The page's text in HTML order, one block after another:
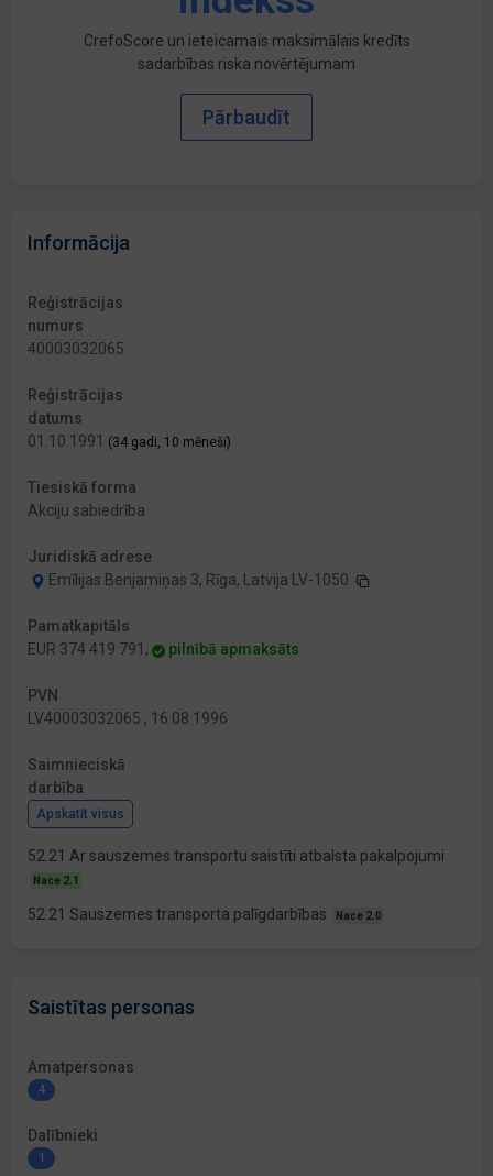
CrefoScore un ieteicamais maksimālais kredīts
sadarbības riska novērtējumam
Pārbaudīt
Informācija
Reģistrācijas
numurs
40003032065
Reģistrācijas
datums
01.10.1991 (34 gadi, 10 mēneši)
Tiesiskā forma
Akciju sabiedrība
Juridiskā adrese
Emīlijas Benjamiņas 3, Rīga, Latvija LV-1050
Pamatkapitāls
EUR 374 419 791,
pilnībā apmaksāts
PVN
LV40003032065 , 16.08.1996
Saimnieciskā
darbība
Apskatīt visus
52.21 Ar sauszemes transportu saistīti atbalsta pakalpojumi
Nace 2.1
52.21 Sauszemes transporta palīgdarbības Nace 2.0
Saistītas personas
Amatpersonas
4
Dalībnieki
1